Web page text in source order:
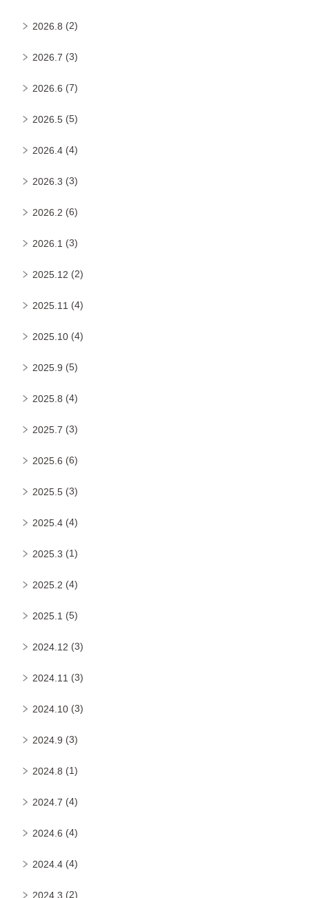
2026.8 (2)
2026.7 (3)
2026.6 (7)
2026.5 (5)
2026.4 (4)
2026.3 (3)
2026.2 (6)
2026.1 (3)
2025.12 (2)
2025.11 (4)
2025.10 (4)
2025.9 (5)
2025.8 (4)
2025.7 (3)
2025.6 (6)
2025.5 (3)
2025.4 (4)
2025.3 (1)
2025.2 (4)
2025.1 (5)
2024.12 (3)
2024.11 (3)
2024.10 (3)
2024.9 (3)
2024.8 (1)
2024.7 (4)
2024.6 (4)
2024.4 (4)
2024.3 (2)